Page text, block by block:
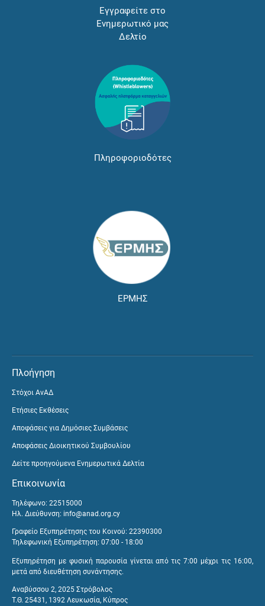
Εγγραφείτε στο
Ενημερωτικό μας
Δελτίο
Πληροφοριοδότες
ΕΡΜΗΣ
Πλοήγηση
Στόχοι ΑνΑΔ
Ετήσιες Εκθέσεις
Αποφάσεις για Δημόσιες Συμβάσεις
Αποφάσεις Διοικητικού Συμβουλίου
Δείτε προηγούμενα Ενημερωτικά Δελτία
Επικοινωνία
Τηλέφωνο: 22515000
Ηλ. Διεύθυνση: info@anad.org.cy
Γραφείο Εξυπηρέτησης του Κοινού: 22390300
Τηλεφωνική Εξυπηρέτηση: 07:00 - 18:00
Εξυπηρέτηση με φυσική παρουσία γίνεται από τις 7:00 μέχρι τις 16:00,
μετά από διευθέτηση συνάντησης.
Αναβύσσου 2, 2025 Στρόβολος
Τ.Θ. 25431, 1392 Λευκωσία, Κύπρος